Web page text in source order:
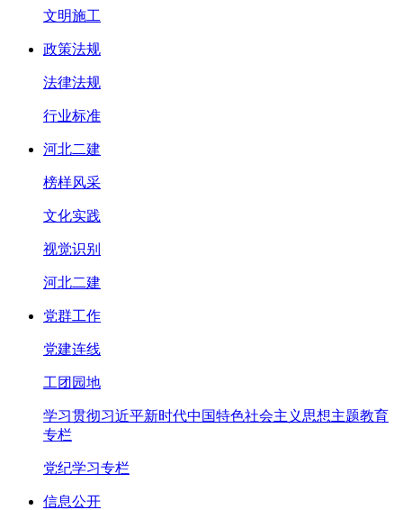
文明施工
政策法规
法律法规
行业标准
河北二建
榜样风采
文化实践
视觉识别
河北二建
党群工作
党建连线
工团园地
学习贯彻习近平新时代中国特色社会主义思想主题教育
专栏
党纪学习专栏
信息公开